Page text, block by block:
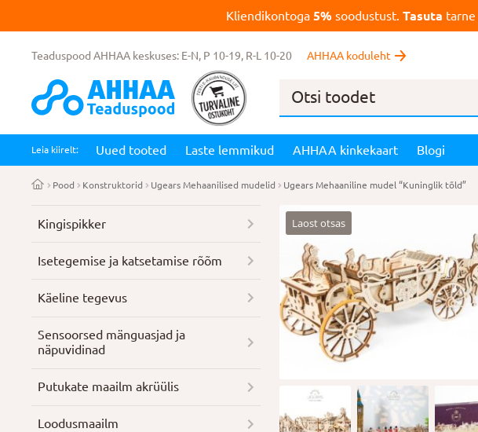
Kliendikontoga5% soodustust. Tasuta tarne
Teaduspood AHHAA keskuses: E-N, P 10-19, R-L 10-20 AHHAA koduleht
Products
Leia kiirelt: Uued tooted Laste lemmikud AHHAA kinkekaart Blogi
Pood Konstruktorid Ugears Mehaanilised mudelid Ugears Mehaaniline mudel “Kuninglik tõld”
Laost otsas
Kingispikker
Isetegemise ja katsetamise rõõm
Käeline tegevus
Sensoorsed mänguasjad ja
näpuvidinad
Putukate maailm akrüülis
Loodusmaailm